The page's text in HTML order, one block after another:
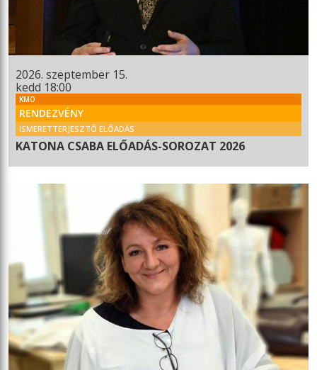
2026. szeptember 15.
kedd 18:00
KMO
RENDEZVÉNY
ISMERETTERJESZTŐ ELŐADÁS
KATONA CSABA ELŐADÁS-SOROZAT 2026